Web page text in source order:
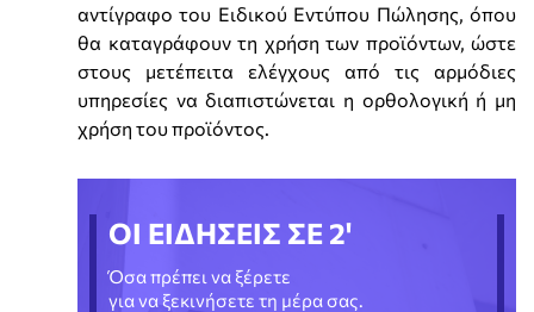
αντίγραφο του Ειδικού Εντύπου Πώλησης, όπου
θα καταγράφουν τη χρήση των προϊόντων, ώστε
στους μετέπειτα ελέγχους από τις αρμόδιες
υπηρεσίες να διαπιστώνεται η ορθολογική ή μη
χρήση του προϊόντος.
ΟΙ ΕΙΔΗΣΕΙΣ ΣΕ 2'
Όσα πρέπει να ξέρετε
για να ξεκινήσετε τη μέρα σας.